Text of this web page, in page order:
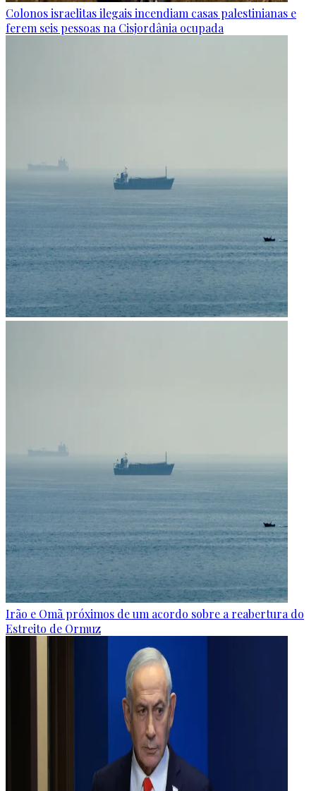
Colonos israelitas ilegais incendiam casas palestinianas e
ferem seis pessoas na Cisjordânia ocupada
Irão e Omã próximos de um acordo sobre a reabertura do
Estreito de Ormuz